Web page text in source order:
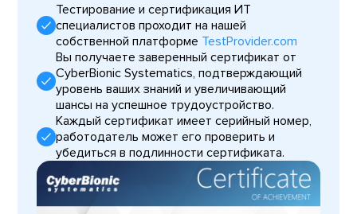
Тестирование и сертификация ИТ
специалистов проходит на нашей
собственной платформе TestProvider.com
Вы получаете заверенный сертификат от
CyberBionic Systematics, подтверждающий
уровень ваших знаний и увеличивающий
шансы на успешное трудоустройство.
Каждый сертификат имеет серийный номер,
работодатель может его проверить и
убедиться в подлинности сертификата.